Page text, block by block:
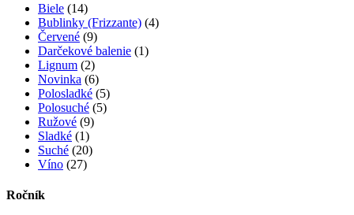
Biele (14)
Bublinky (Frizzante) (4)
Červené (9)
Darčekové balenie (1)
Lignum (2)
Novinka (6)
Polosladké (5)
Polosuché (5)
Ružové (9)
Sladké (1)
Suché (20)
Víno (27)
Ročník